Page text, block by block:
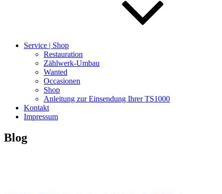
Service | Shop
Restauration
Zählwerk-Umbau
Wanted
Occasionen
Shop
Anleitung zur Einsendung Ihrer TS1000
Kontakt
Impressum
Blog